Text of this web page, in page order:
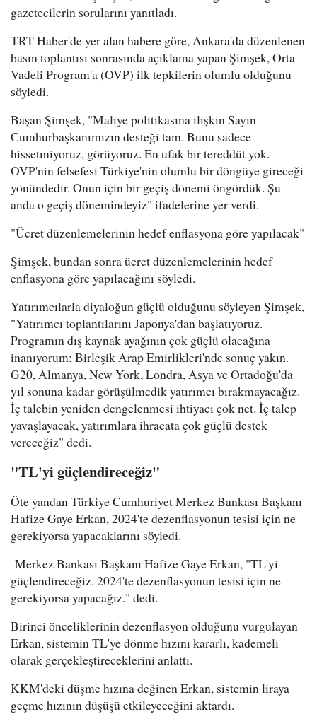
gazetecilerin sorularını yanıtladı.
TRT Haber'de yer alan habere göre, Ankara'da düzenlenen
basın toplantısı sonrasında açıklama yapan Şimşek, Orta
Vadeli Program'a (OVP) ilk tepkilerin olumlu olduğunu
söyledi.
Başan Şimşek, "Maliye politikasına ilişkin Sayın
Cumhurbaşkanımızın desteği tam. Bunu sadece
hissetmiyoruz, görüyoruz. En ufak bir tereddüt yok.
OVP'nin felsefesi Türkiye'nin olumlu bir döngüye gireceği
yönündedir. Onun için bir geçiş dönemi öngördük. Şu
anda o geçiş dönemindeyiz" ifadelerine yer verdi.
"Ücret düzenlemelerinin hedef enflasyona göre yapılacak"
Şimşek, bundan sonra ücret düzenlemelerinin hedef
enflasyona göre yapılacağını söyledi.
Yatırımcılarla diyaloğun güçlü olduğunu söyleyen Şimşek,
"Yatırımcı toplantılarını Japonya'dan başlatıyoruz.
Programın dış kaynak ayağının çok güçlü olacağına
inanıyorum; Birleşik Arap Emirlikleri'nde sonuç yakın.
G20, Almanya, New York, Londra, Asya ve Ortadoğu'da
yıl sonuna kadar görüşülmedik yatırımcı bırakmayacağız.
İç talebin yeniden dengelenmesi ihtiyacı çok net. İç talep
yavaşlayacak, yatırımlara ihracata çok güçlü destek
vereceğiz" dedi.
"TL'yi güçlendireceğiz"
Öte yandan Türkiye Cumhuriyet Merkez Bankası Başkanı
Hafize Gaye Erkan, 2024'te dezenflasyonun tesisi için ne
gerekiyorsa yapacaklarını söyledi.
Merkez Bankası Başkanı Hafize Gaye Erkan, "TL'yi
güçlendireceğiz. 2024'te dezenflasyonun tesisi için ne
gerekiyorsa yapacağız." dedi.
Birinci önceliklerinin dezenflasyon olduğunu vurgulayan
Erkan, sistemin TL'ye dönme hızını kararlı, kademeli
olarak gerçekleştireceklerini anlattı.
KKM'deki düşme hızına değinen Erkan, sistemin liraya
geçme hızının düşüşü etkileyeceğini aktardı.